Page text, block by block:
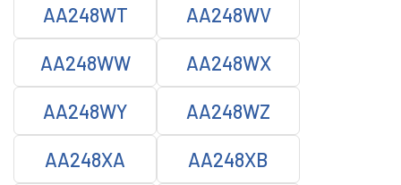
AA248WT AA248WV
AA248WW AA248WX
AA248WY AA248WZ
AA248XA AA248XB